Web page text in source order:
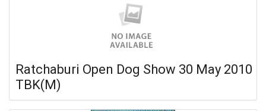
Ratchaburi Open Dog Show 30 May 2010
TBK(M)